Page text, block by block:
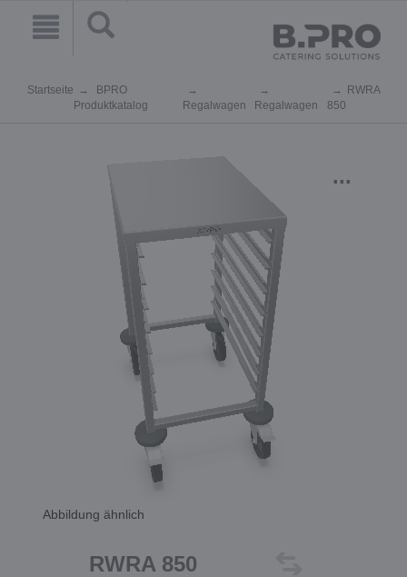
Startseite
BPRO
Produktkatalog
Regalwagen Regalwagen
RWRA
850
...
Abbildung ähnlich
RWRA 850